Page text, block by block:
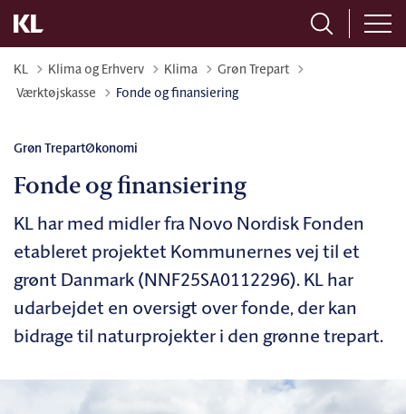
KL Klima og Erhverv Klima
Grøn Trepart
Tilbage til
Værktøjskasse Fonde og finansiering
Grøn TrepartØkonomi
Fonde og finansiering
KL har med midler fra Novo Nordisk Fonden
etableret projektet Kommunernes vej til et
grønt Danmark (NNF25SA0112296). KL har
udarbejdet en oversigt over fonde, der kan
bidrage til naturprojekter i den grønne trepart.